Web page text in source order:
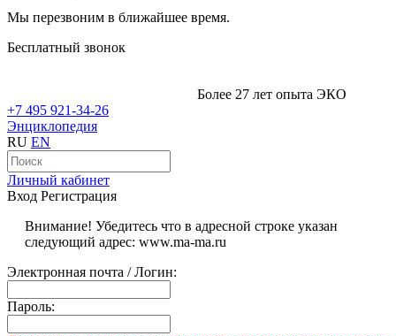
Мы перезвоним в ближайшее время.
Бесплатный звонок
Более 27 лет опыта ЭКО
+7 495 921-34-26
Энциклопедия
RU EN
Личный кабинет
Вход Регистрация
Внимание! Убедитесь что в адресной строке указан
следующий адрес: www.ma-ma.ru
Электронная почта / Логин:
Пароль: